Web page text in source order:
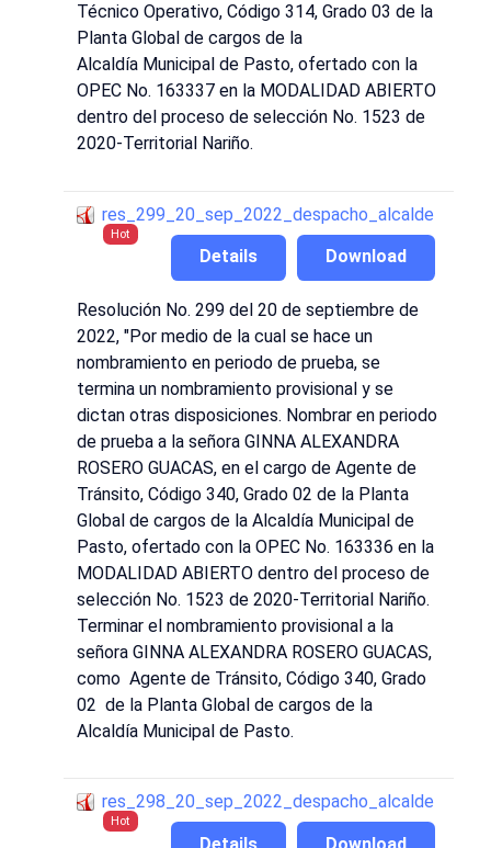
Técnico Operativo, Código 314, Grado 03 de la
Planta Global de cargos de la
Alcaldía Municipal de Pasto, ofertado con la
OPEC No. 163337 en la MODALIDAD ABIERTO
dentro del proceso de selección No. 1523 de
2020-Territorial Nariño.
res_299_20_sep_2022_despacho_alcalde
Hot
Download
Details
Resolución No. 299 del 20 de septiembre de
2022, "Por medio de la cual se hace un
nombramiento en periodo de prueba, se
termina un nombramiento provisional y se
dictan otras disposiciones. Nombrar en periodo
de prueba a la señora GINNA ALEXANDRA
ROSERO GUACAS, en el cargo de Agente de
Tránsito, Código 340, Grado 02 de la Planta
Global de cargos de la Alcaldía Municipal de
Pasto, ofertado con la OPEC No. 163336 en la
MODALIDAD ABIERTO dentro del proceso de
selección No. 1523 de 2020-Territorial Nariño.
Terminar el nombramiento provisional a la
señora GINNA ALEXANDRA ROSERO GUACAS,
como Agente de Tránsito, Código 340, Grado
02 de la Planta Global de cargos de la
Alcaldía Municipal de Pasto.
res_298_20_sep_2022_despacho_alcalde
Hot